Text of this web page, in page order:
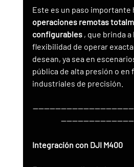
Este es un paso importante
operaciones remotas
configurables , que brinda a
flexibilidad de operar
desean, ya sea en
pública de alta presión o en
industriales de precisión.
Integración con DJI M400